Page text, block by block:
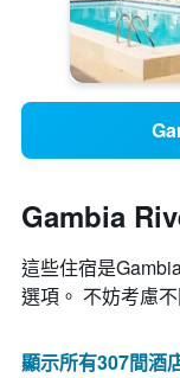
Gambia
這些住宿是
選項。 不妨考慮
顯示所有307間酒